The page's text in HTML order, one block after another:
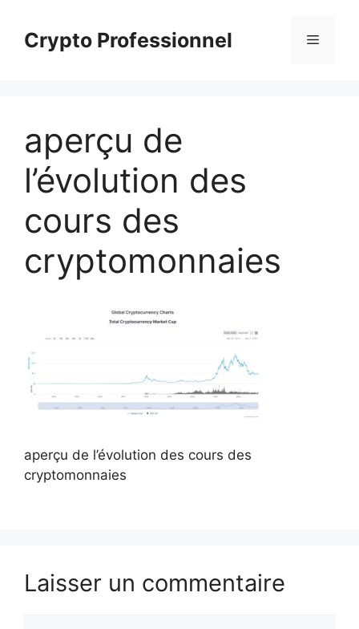
contenuCrypto Professionnel Menu
aperçu de
l’évolution des
cours des
cryptomonnaies
aperçu de l’évolution des cours des
cryptomonnaies
Laisser un commentaire